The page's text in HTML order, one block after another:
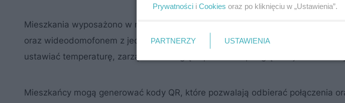
Mieszkania wyposażono w nowoczesny system, który umożliwia wygodne
oraz wideodomofonem z jednego rozwiązania – z poziomu aplikacji można
ustawiać temperaturę, zarządzać energią i sprawdzać podgląd wejścia do
Mieszkańcy mogą generować kody QR, które pozwalają odbierać połączenia
Prywatności i Cookies oraz po kliknięciu w „Ustawienia”.
PARTNERZY USTAWIENIA